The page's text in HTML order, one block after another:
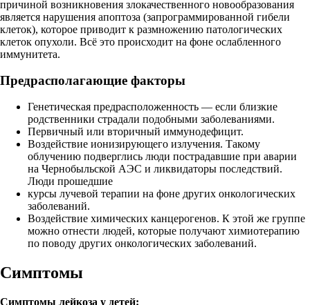
причиной возникновения злокачественного новообразования
является нарушения апоптоза (запрограммированной гибели
клеток), которое приводит к размножению патологических
клеток опухоли. Всё это происходит на фоне ослабленного
иммунитета.
Предрасполагающие факторы
Генетическая предрасположенность — если близкие
родственники страдали подобными заболеваниями.
Первичный или вторичный иммунодефицит.
Воздействие ионизирующего излучения. Такому
облучению подверглись люди пострадавшие при аварии
на Чернобыльской АЭС и ликвидаторы последствий.
Люди прошедшие
курсы лучевой терапии на фоне других онкологических
заболеваний.
Воздействие химических канцерогенов. К этой же группе
можно отнести людей, которые получают химиотерапию
по поводу других онкологических заболеваний.
Симптомы
Симптомы лейкоза у детей: